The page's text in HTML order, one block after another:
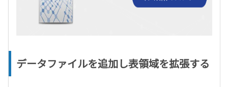
データファイルを追加し表領域を拡張する